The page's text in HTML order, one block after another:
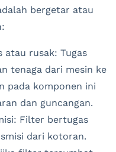
bergetar atau
atau rusak: Tugas
tenaga dari mesin ke
pada komponen ini
dan guncangan.
Filter bertugas
dari kotoran.